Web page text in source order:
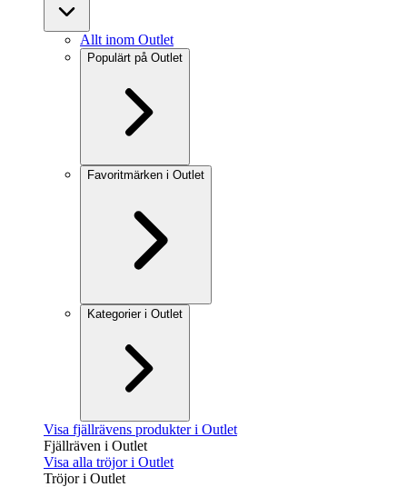
Allt inom Outlet
Populärt på Outlet
Favoritmärken i Outlet
Kategorier i Outlet
Visa fjällrävens produkter i Outlet
Fjällräven i Outlet
Visa alla tröjor i Outlet
Tröjor i Outlet